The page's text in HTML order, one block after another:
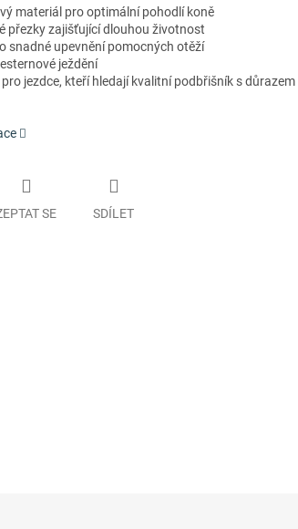
materiál pro optimální pohodlí koně
přezky zajišťující dlouhou životnost
snadné upevnění pomocných otěží
ježdění
jezdce, kteří hledají kvalitní podbřišník s
SE SDÍLET